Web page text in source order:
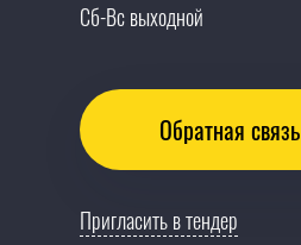
Сб-Вс выходной
Обратная связь
Пригласить в тендер